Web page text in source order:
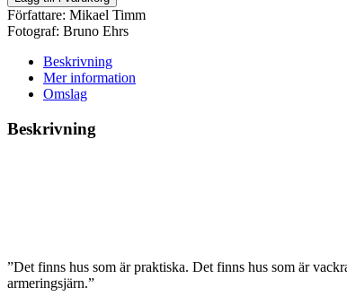
Författare: Mikael Timm
Fotograf: Bruno Ehrs
Beskrivning
Mer information
Omslag
Beskrivning
”Det finns hus som är praktiska. Det finns hus som är
armeringsjärn.”